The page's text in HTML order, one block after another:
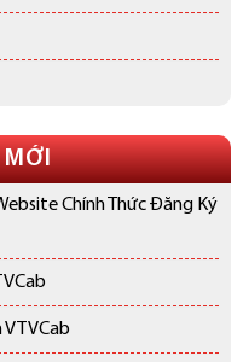
MỚI
Chính Thức Đăng Ký